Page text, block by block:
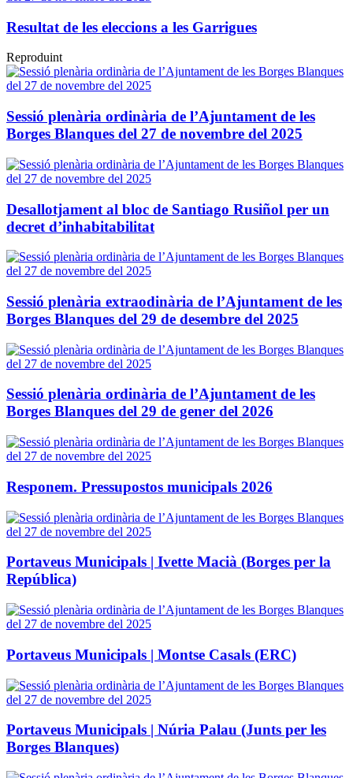
Resultat de les eleccions a les Garrigues
Reproduint
Sessió plenària ordinària de l’Ajuntament de les
Borges Blanques del 27 de novembre del 2025
Desallotjament al bloc de Santiago Rusiñol per un
decret d’inhabitabilitat
Sessió plenària extraodinària de l’Ajuntament de les
Borges Blanques del 29 de desembre del 2025
Sessió plenària ordinària de l’Ajuntament de les
Borges Blanques del 29 de gener del 2026
Responem. Pressupostos municipals 2026
Portaveus Municipals | Ivette Macià (Borges per la
República)
Portaveus Municipals | Montse Casals (ERC)
Portaveus Municipals | Núria Palau (Junts per les
Borges Blanques)